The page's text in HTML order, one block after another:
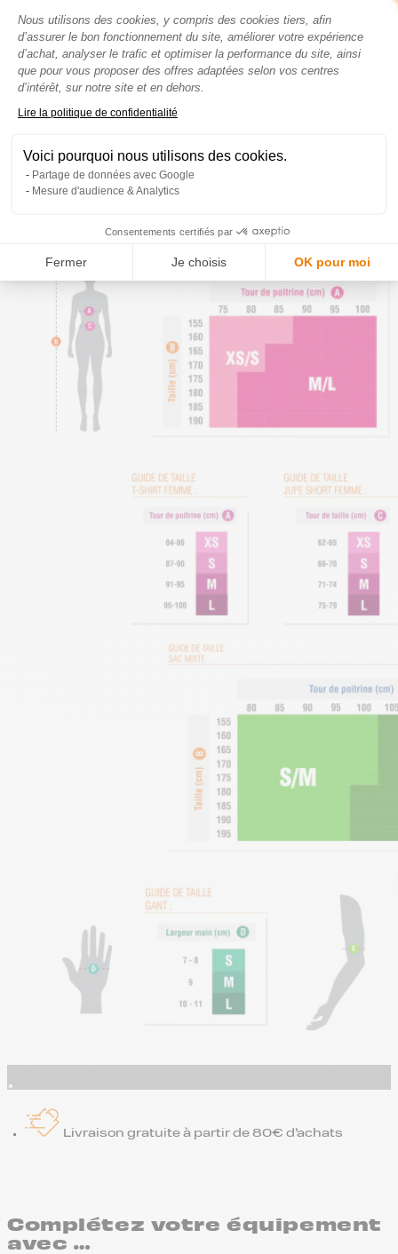
Plateforme de Gestion du
Nous utilisons des cookies, y compris des cookies tiers, afin
d’assurer le bon fonctionnement du site, améliorer votre expérience
d’achat, analyser le trafic et optimiser la performance du site, ainsi
que pour vous proposer des offres adaptées selon vos centres
d’intérêt, sur notre site et en dehors.
Lire la politique de confidentialité
Voici pourquoi nous utilisons des cookies.
Partage de données avec Google
Mesure d'audience & Analytics
Consentements certifiés par
Fermer Je choisis OK pour moi
Axeptio consent
Livraison gratuite à partir de 80€ d’achats
Complétez votre équipement
avec …